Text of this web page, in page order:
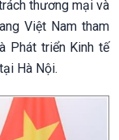
thương mại và
Việt Nam tham
Phát triển Kinh tế
Hà Nội.